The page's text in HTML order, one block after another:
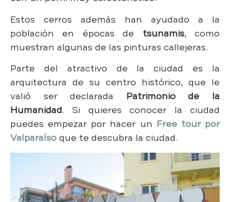
Estos cerros además han ayudado a la
población en épocas de tsunamis, como
muestran algunas de las pinturas callejeras.
Parte del atractivo de la ciudad es la
arquitectura de su centro histórico, que le
valió ser declarada Patrimonio de la
Humanidad. Si quieres conocer la ciudad
puedes empezar por hacer un Free tour por
Valparaíso que te descubra la ciudad.